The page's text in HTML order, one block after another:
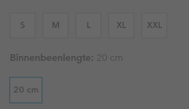
S M L XL XXL
Binnenbeenlengte: 20 cm
20 cm